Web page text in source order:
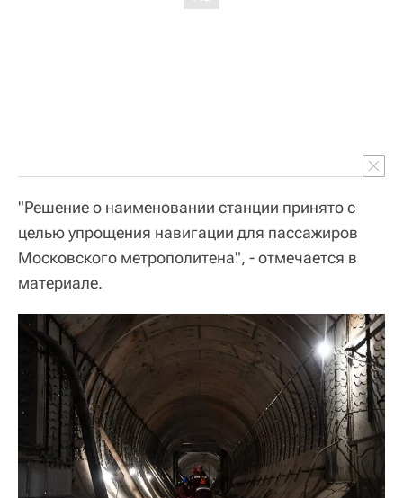
"Решение о наименовании станции принято с
целью упрощения навигации для пассажиров
Московского метрополитена", - отмечается в
материале.